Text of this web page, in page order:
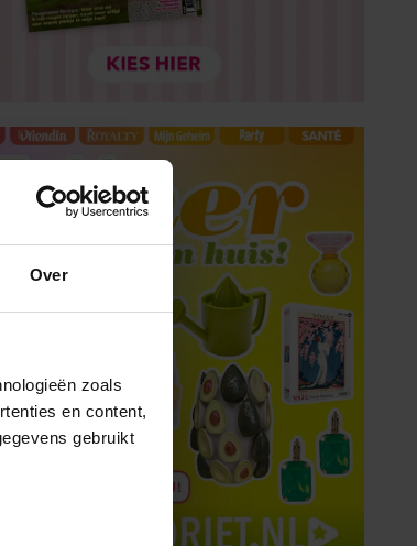
Over
zoals
en content,
gebruikt